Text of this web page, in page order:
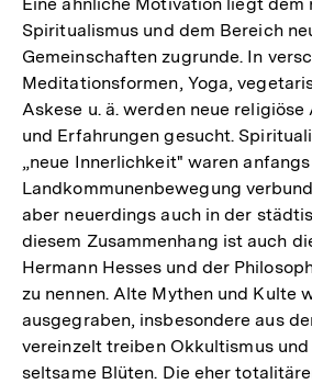
Spiritualismus und dem Bereich
Gemeinschaften zugrunde. In
Meditationsformen, Yoga,
Askese u. ä. werden neue
und Erfahrungen gesucht.
„neue Innerlichkeit" waren
Landkommunenbewegung
aber neuerdings auch in der
diesem Zusammenhang ist auch
Hermann Hesses und der
zu nennen. Alte Mythen und Kulte
ausgegraben, insbesondere aus
vereinzelt treiben Okkultismus
seltsame Blüten. Die eher